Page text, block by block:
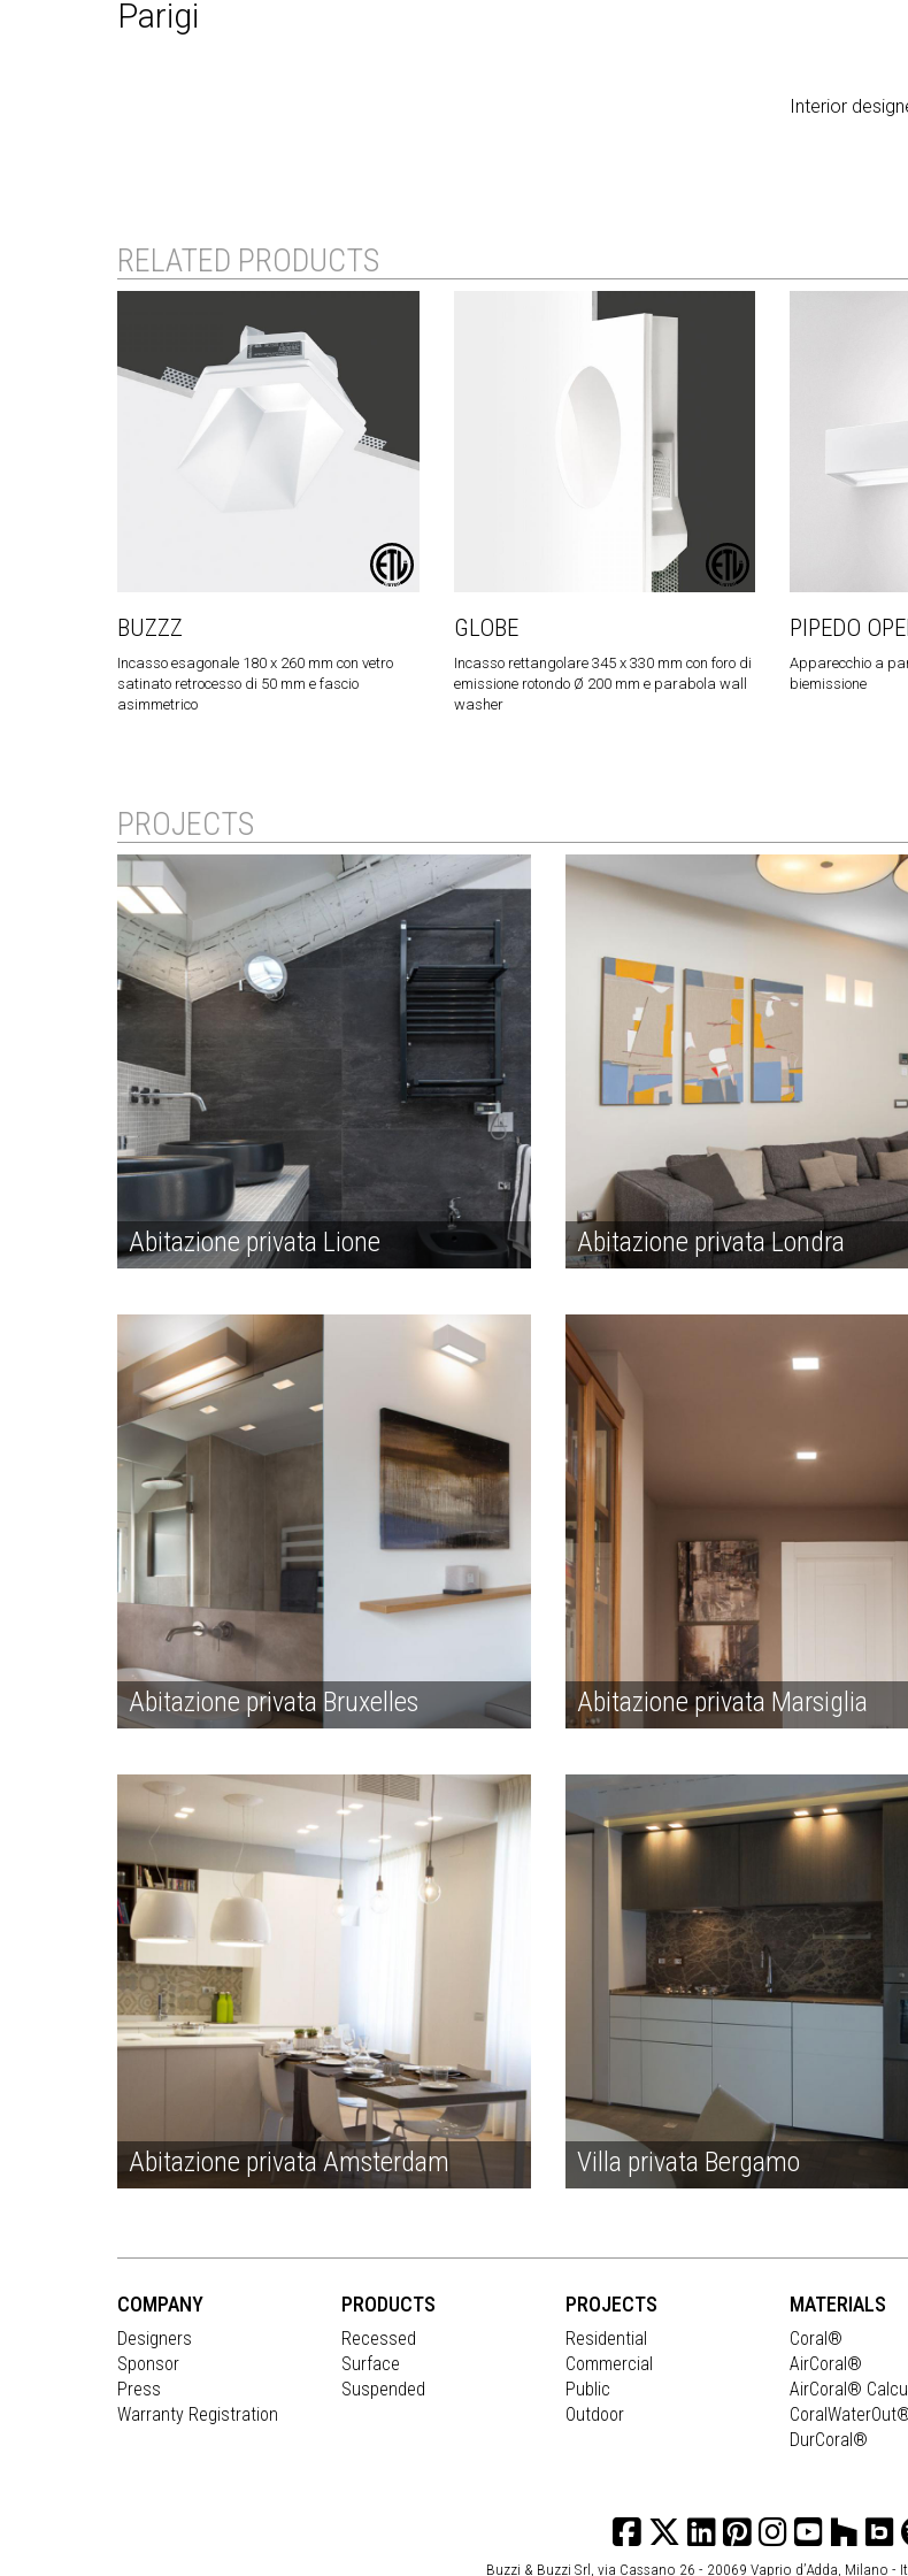
Parigi
Interior
RELATED PRODUCTS
BUZZZ
Incasso esagonale 180 x 260 mm con vetro
satinato retrocesso di 50 mm e fascio
asimmetrico
GLOBE
Incasso rettangolare 345 x 330 mm con foro di
emissione rotondo Ø 200 mm e parabola wall
washer
PIPEDO
Apparecchio a
biemissione
PROJECTS
Abitazione privata Lione Abitazione privata Londra
Abitazione privata Bruxelles Abitazione privata Marsiglia
Abitazione privata Amsterdam Villa privata Bergamo
COMPANY
Designers
Sponsor
Press
Warranty Registration
PRODUCTS
Recessed
Surface
Suspended
PROJECTS
Residential
Commercial
Public
Outdoor
MATERIALS
Coral®
AirCoral®
AirCoral®
DurCoral®
Buzzi & Buzzi Srl, via Cassano 26 - 20069 Vaprio d’Adda, Milano -